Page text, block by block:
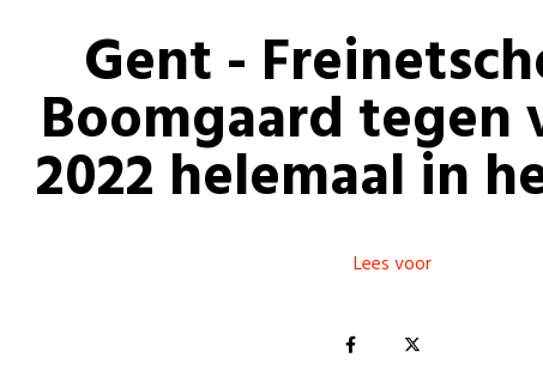
Gent -
Boomgaard tegen
2022 helemaal in
Lees voor